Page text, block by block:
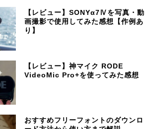
【レビュー】SONYα7Ⅳを写真・動
画撮影で使用してみた感想【作例あ
り】
【レビュー】神マイク RODE
VideoMic Pro+を使ってみた感想
おすすめフリーフォントのダウンロ